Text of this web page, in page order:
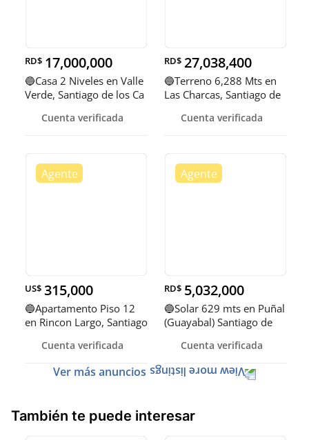
RD$ 17,000,000
🔵Casa 2 Niveles en Valle
Verde, Santiago de los Ca
Cuenta verificada
RD$ 27,038,400
🔵Terreno 6,288 Mts en
Las Charcas, Santiago de
Cuenta verificada
US$ 315,000
🔵Apartamento Piso 12
en Rincon Largo, Santiago
Cuenta verificada
RD$ 5,032,000
🔵Solar 629 mts en Puñal
(Guayabal) Santiago de
Cuenta verificada
Ver más anuncios
También te puede interesar